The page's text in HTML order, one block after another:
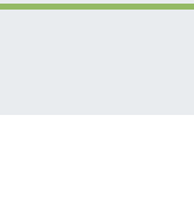
tot el DD